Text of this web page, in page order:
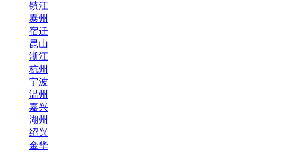
镇江
泰州
宿迁
昆山
浙江
杭州
宁波
温州
嘉兴
湖州
绍兴
金华